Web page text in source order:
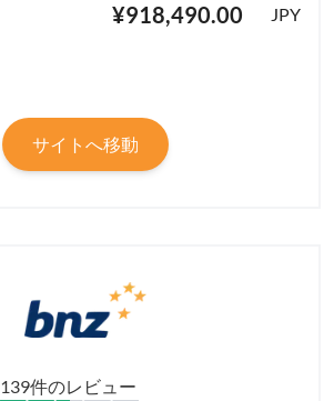
¥918,490.00 JPY
サイトへ移動
139件のレビュー